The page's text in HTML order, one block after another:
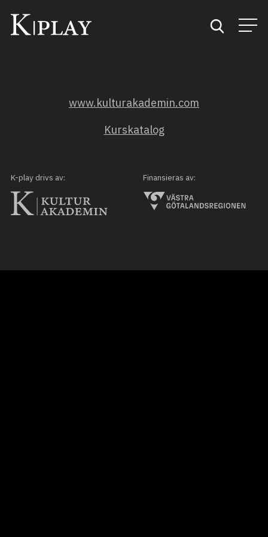
Kategorier
Mina favoriter
www.kulturakademin.com
Kurskatalog
K-play drivs av: Finansieras av: